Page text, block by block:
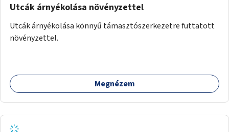
Utcák árnyékolása növényzettel
Utcák árnyékolása könnyű támasztószerkezetre futtatott
növényzettel.
Megnézem